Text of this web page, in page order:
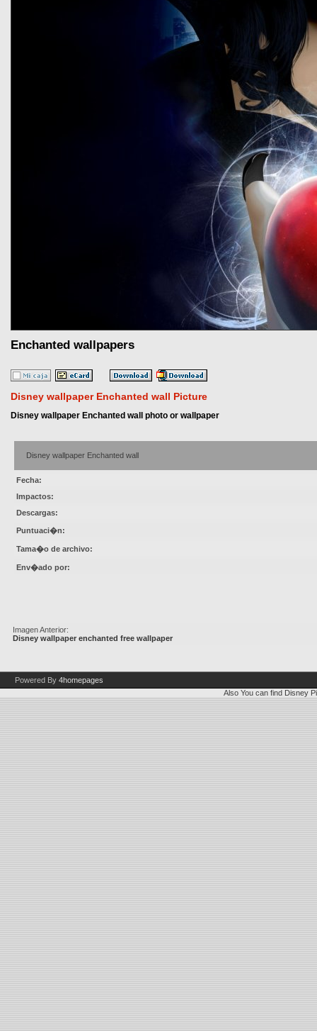
Enchanted wallpapers
Disney wallpaper Enchanted wall Picture
Disney wallpaper Enchanted wall photo or wallpaper
Disney wallpaper Enchanted wall
Fecha:
Impactos:
Descargas:
Puntuaci�n:
Tama�o de archivo:
Env�ado por:
Imagen Anterior:
Disney wallpaper enchanted free wallpaper
Powered By 4homepages
Also You can find Disney